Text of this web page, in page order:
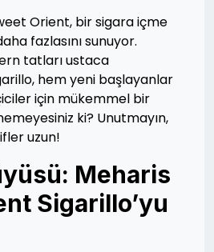
Orient, bir sigara içme
fazlasını sunuyor.
tatları ustaca
hem yeni başlayanlar
için mükemmel bir
ki? Unutmayın,
uzun!
Meharis
Sigarillo’yu